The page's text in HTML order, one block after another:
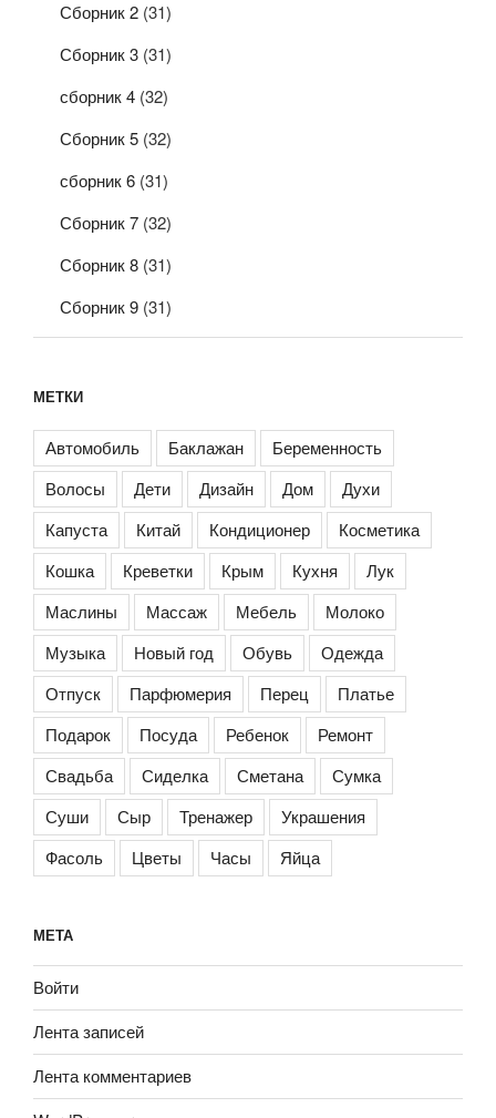
Сборник 2 (31)
Сборник 3 (31)
сборник 4 (32)
Сборник 5 (32)
сборник 6 (31)
Сборник 7 (32)
Сборник 8 (31)
Сборник 9 (31)
МЕТКИ
Автомобиль Баклажан
Беременность
Волосы
Дети Дизайн Дом
Духи
Капуста
Китай Кондиционер
Косметика
Кошка
Креветки Крым Кухня
Лук
Маслины
Массаж Мебель
Молоко
Музыка
Новый год Обувь
Одежда
Отпуск
Парфюмерия Перец
Платье
Подарок
Посуда Ребенок
Ремонт
Свадьба
Сиделка Сметана
Сумка
Суши
Сыр Тренажер
Украшения
Фасоль
Цветы Часы Яйца
МЕТА
Войти
Лента записей
Лента комментариев